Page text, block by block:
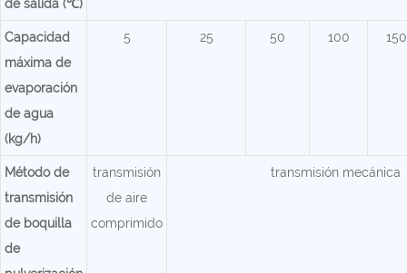
de salida (℃)
Capacidad
máxima de
evaporación
de agua
(kg/h)
5 25 50 100 150
Método de
transmisión
de boquilla
de
transmisión
de aire
comprimido
transmisión mecánica